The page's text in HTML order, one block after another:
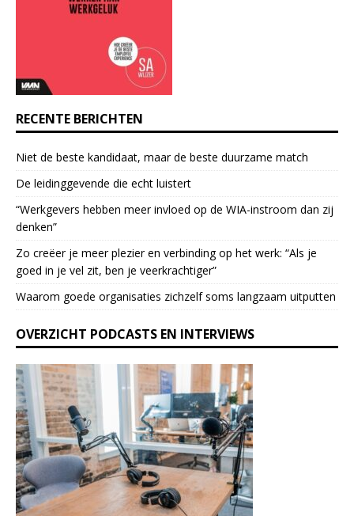
.
l
e
a
s
e
l
a
v
t
h
i
s
f
i
e
l
d
b
l
RECENTE BERICHTEN
Niet de beste kandidaat, maar de beste duurzame match
De leidinggevende die echt luistert
“Werkgevers hebben meer invloed op de WIA-instroom dan zij
denken”
Zo creëer je meer plezier en verbinding op het werk: “Als je
goed in je vel zit, ben je veerkrach­tiger”
Waarom goede organisaties zichzelf soms langzaam uitputten
OVERZICHT PODCASTS EN INTERVIEWS